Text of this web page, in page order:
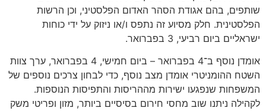
שותפים, בהם אגודת הסהר האדום הפלסטיני, וכן הרשות
הפלסטינית. חלק מסיוע זה נתפס ו/או ניזוק על ידי כוחות
ישראליים ביום רביעי, 3 בפברואר.
אומדן נוסף ב־4 בפברואר – ביום חמישי, 4 בפברואר, ערך צוות
השטח ההומניטרי אומדן מצב נוסף, כדי לבחון צרכים נוספים של
המשפחות שנפגעו ישירות מההריסות והתפיסות הנוספות.
לקהילה ניתנו שוב מחסי חירום בסיסיים ביותר, מזון ופריטי משק